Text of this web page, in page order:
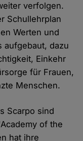
verfolgen.
Schullehrplan
Werten und
aufgebaut, dazu
Einkehr
für Frauen,
Menschen.
Scarpo sind
of the
hat ihre